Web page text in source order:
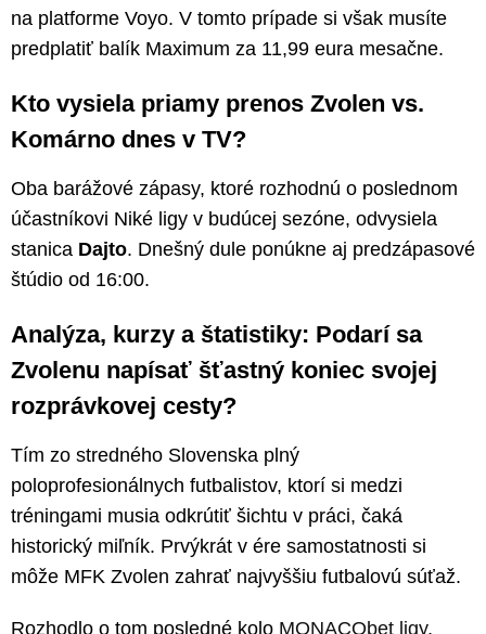
na platforme Voyo. V tomto prípade si však musíte
predplatiť balík Maximum za 11,99 eura mesačne.
Kto vysiela priamy prenos Zvolen vs.
Komárno dnes v TV?
Oba barážové zápasy, ktoré rozhodnú o poslednom
účastníkovi Niké ligy v budúcej sezóne, odvysiela
stanica Dajto. Dnešný dule ponúkne aj predzápasové
štúdio od 16:00.
Analýza, kurzy a štatistiky: Podarí sa
Zvolenu napísať šťastný koniec svojej
rozprávkovej cesty?
Tím zo stredného Slovenska plný
poloprofesionálnych futbalistov, ktorí si medzi
tréningami musia odkrútiť šichtu v práci, čaká
historický miľník. Prvýkrát v ére samostatnosti si
môže MFK Zvolen zahrať najvyššiu futbalovú súťaž.
Rozhodlo o tom posledné kolo MONACObet ligy,